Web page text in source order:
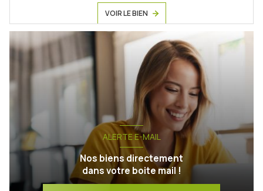
VOIR LE BIEN
ALERTE E-MAIL
Nos biens directement
dans votre boite mail !